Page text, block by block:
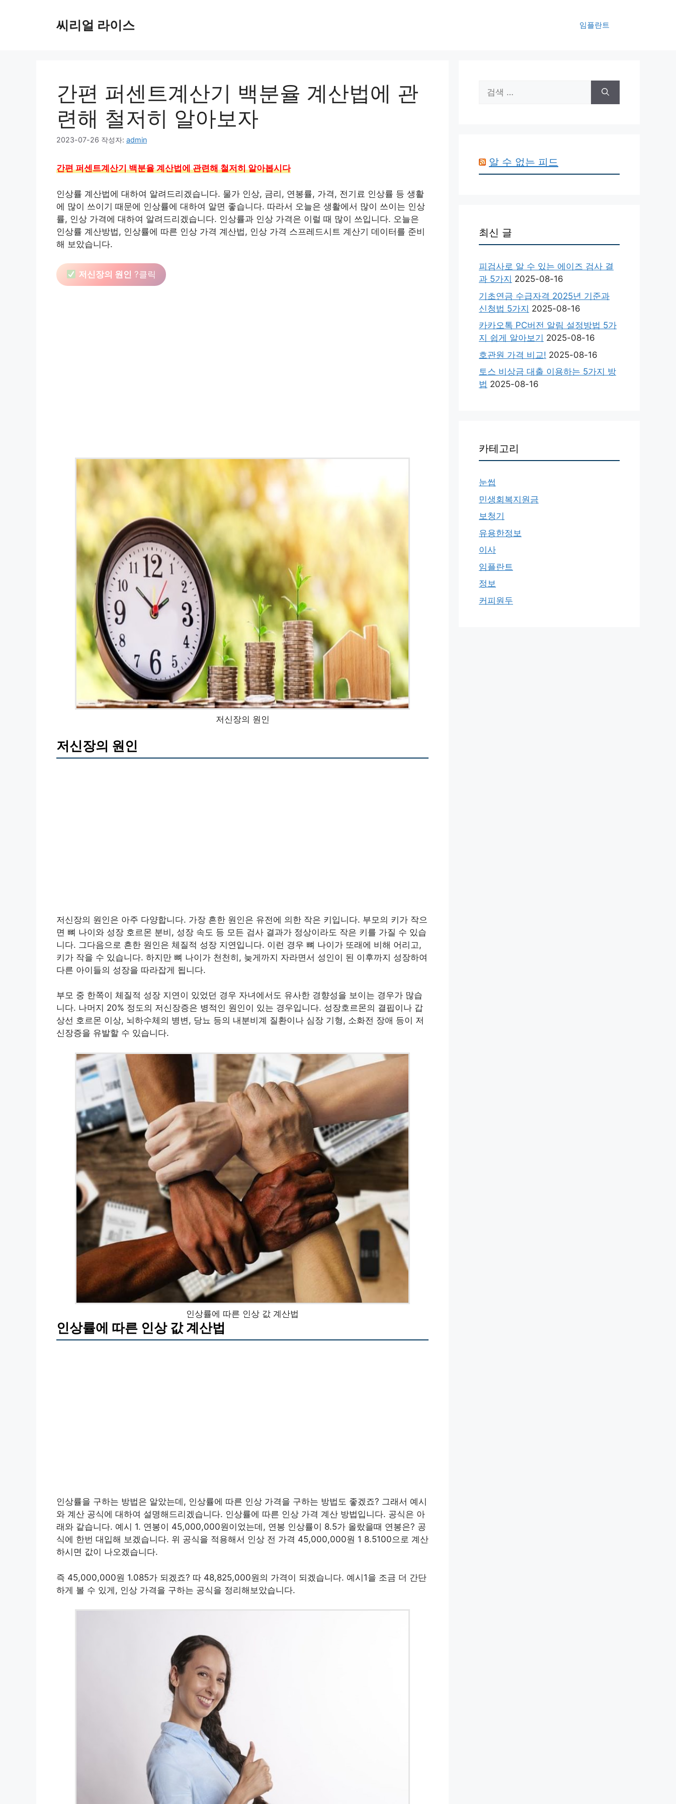
씨리얼 라이스 임플란트
간편 퍼센트계산기 백분율 계산법에 관
련해 철저히 알아보자
2023-07-26 작성자: admin
간편 퍼센트계산기 백분율 계산법에 관련해 철저히 알아봅시다
인상률 계산법에 대하여 알려드리겠습니다. 물가 인상, 금리, 연봉률, 가격, 전기료 인상률 등 생활
에 많이 쓰이기 때문에 인상률에 대하여 알면 좋습니다. 따라서 오늘은 생활에서 많이 쓰이는 인상
률, 인상 가격에 대하여 알려드리겠습니다. 인상률과 인상 가격은 이럴 때 많이 쓰입니다. 오늘은
인상률 계산방법, 인상률에 따른 인상 가격 계산법, 인상 가격 스프레드시트 계산기 데이터를 준비
해 보았습니다.
저신장의 원인 ?클릭
저신장의 원인
저신장의 원인
저신장의 원인은 아주 다양합니다. 가장 흔한 원인은 유전에 의한 작은 키입니다. 부모의 키가 작으
면 뼈 나이와 성장 호르몬 분비, 성장 속도 등 모든 검사 결과가 정상이라도 작은 키를 가질 수 있습
니다. 그다음으로 흔한 원인은 체질적 성장 지연입니다. 이런 경우 뼈 나이가 또래에 비해 어리고,
키가 작을 수 있습니다. 하지만 뼈 나이가 천천히, 늦게까지 자라면서 성인이 된 이후까지 성장하여
다른 아이들의 성장을 따라잡게 됩니다.
부모 중 한쪽이 체질적 성장 지연이 있었던 경우 자녀에서도 유사한 경향성을 보이는 경우가 많습
니다. 나머지 20% 정도의 저신장증은 병적인 원인이 있는 경우입니다. 성장호르몬의 결핍이나 갑
상선 호르몬 이상, 뇌하수체의 병변, 당뇨 등의 내분비계 질환이나 심장 기형, 소화전 장애 등이 저
신장증을 유발할 수 있습니다.
인상률에 따른 인상 값 계산법
인상률에 따른 인상 값 계산법
인상률을 구하는 방법은 알았는데, 인상률에 따른 인상 가격을 구하는 방법도 좋겠죠? 그래서 예시
와 계산 공식에 대하여 설명해드리겠습니다. 인상률에 따른 인상 가격 계산 방법입니다. 공식은 아
래와 같습니다. 예시 1. 연봉이 45,000,000원이었는데, 연봉 인상률이 8.5가 올랐을때 연봉은? 공
식에 한번 대입해 보겠습니다. 위 공식을 적용해서 인상 전 가격 45,000,000원 1 8.5100으로 계산
하시면 값이 나오겠습니다.
즉 45,000,000원 1.085가 되겠죠? 따 48,825,000원의 가격이 되겠습니다. 예시1을 조금 더 간단
하게 볼 수 있게, 인상 가격을 구하는 공식을 정리해보았습니다.
색:
알 수 없는 피드
최신 글
피검사로 알 수 있는 에이즈 검사 결
과 5가지 2025-08-16
기초연금 수급자격 2025년 기준과
신청법 5가지 2025-08-16
카카오톡 PC버전 알림 설정방법 5가
지 쉽게 알아보기 2025-08-16
호관원 가격 비교! 2025-08-16
토스 비상금 대출 이용하는 5가지 방
법 2025-08-16
카테고리
눈썹
민생회복지원금
보청기
유용한정보
이사
임플란트
정보
커피원두